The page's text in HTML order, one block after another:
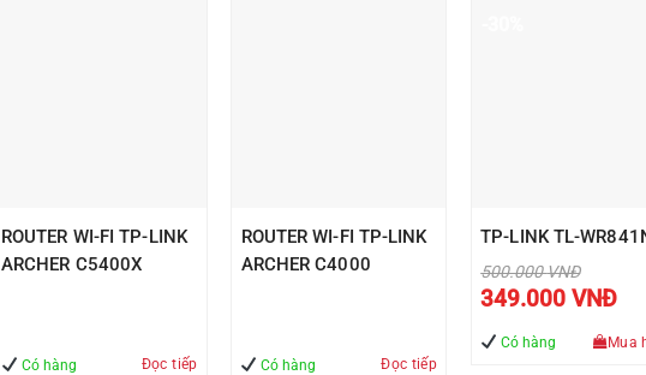
ROUTER WI-FI TP-LINK
ARCHER C5400X
Có hàng Đọc tiếp
ROUTER WI-FI TP-LINK
ARCHER C4000
Có hàng Đọc tiếp
TP-LINK TL-
500.000VNĐ
Giá
gốc
là:
349.000VNĐGiá
hiện
là:
Có hàng Mua